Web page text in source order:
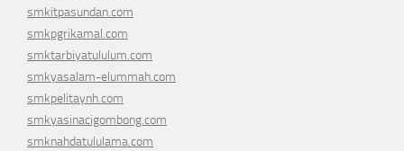
smkitpasundan.com
smkpgrikamal.com
smktarbiyatululum.com
smkyasalam-elummah.com
smkpelitaynh.com
smkyasinacigombong.com
smknahdatululama.com